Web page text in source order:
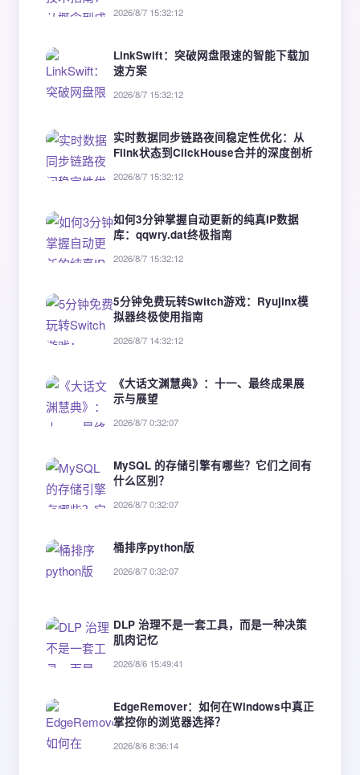
2026/8/7 15:32:12
LinkSwift：突破网盘限速的智能下载加
速方案
2026/8/7 15:32:12
实时数据同步链路夜间稳定性优化：从
Flink状态到ClickHouse合并的深度剖析
2026/8/7 15:32:12
如何3分钟掌握自动更新的纯真IP数据
库：qqwry.dat终极指南
2026/8/7 15:32:12
5分钟免费玩转Switch游戏：Ryujinx模
拟器终极使用指南
2026/8/7 14:32:12
《大话文渊慧典》：十一、最终成果展
示与展望
2026/8/7 0:32:07
MySQL 的存储引擎有哪些？它们之间有
什么区别？
2026/8/7 0:32:07
桶排序python版
2026/8/7 0:32:07
DLP 治理不是一套工具，而是一种决策
肌肉记忆
2026/8/6 15:49:41
EdgeRemover：如何在Windows中真正
掌控你的浏览器选择？
2026/8/6 8:36:14